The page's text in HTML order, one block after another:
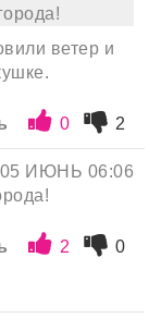
ветер и
0 2
05 ИЮНЬ 06:06
2
0